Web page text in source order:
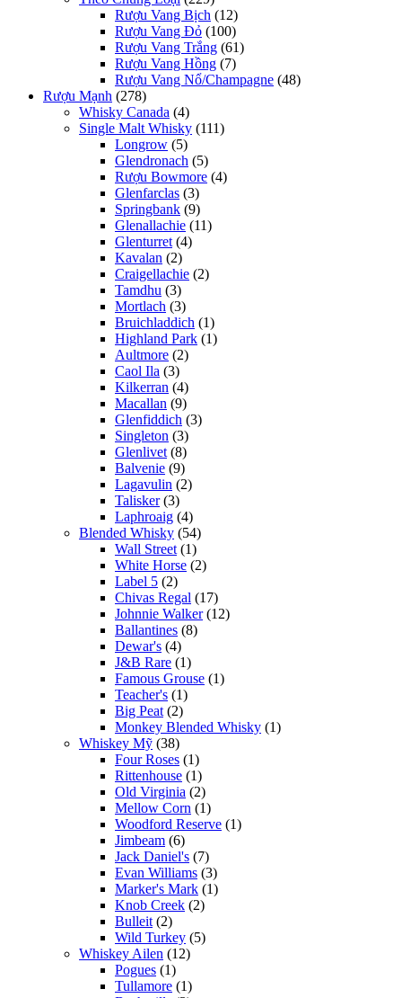
Rượu Vang Bịch (12)
Rượu Vang Đỏ (100)
Rượu Vang Trắng (61)
Rượu Vang Hồng (7)
Rượu Vang Nổ/Champagne (48)
Rượu Mạnh (278)
Whisky Canada (4)
Single Malt Whisky (111)
Longrow (5)
Glendronach (5)
Rượu Bowmore (4)
Glenfarclas (3)
Springbank (9)
Glenallachie (11)
Glenturret (4)
Kavalan (2)
Craigellachie (2)
Tamdhu (3)
Mortlach (3)
Bruichladdich (1)
Highland Park (1)
Aultmore (2)
Caol Ila (3)
Kilkerran (4)
Macallan (9)
Glenfiddich (3)
Singleton (3)
Glenlivet (8)
Balvenie (9)
Lagavulin (2)
Talisker (3)
Laphroaig (4)
Blended Whisky (54)
Wall Street (1)
White Horse (2)
Label 5 (2)
Chivas Regal (17)
Johnnie Walker (12)
Ballantines (8)
Dewar's (4)
J&B Rare (1)
Famous Grouse (1)
Teacher's (1)
Big Peat (2)
Monkey Blended Whisky (1)
Whiskey Mỹ (38)
Four Roses (1)
Rittenhouse (1)
Old Virginia (2)
Mellow Corn (1)
Woodford Reserve (1)
Jimbeam (6)
Jack Daniel's (7)
Evan Williams (3)
Marker's Mark (1)
Knob Creek (2)
Bulleit (2)
Wild Turkey (5)
Whiskey Ailen (12)
Pogues (1)
Tullamore (1)